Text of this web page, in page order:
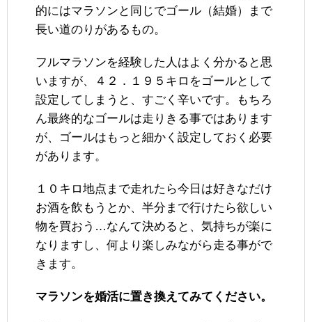
的にはマラソンと同じでゴール（結婚）まで
長い道のりがあるもの。
フルマラソンを経験した人はよく分かると思
いますが、４２．１９５キロをゴールとして
設定してしまうと、すごく辛いです。もちろ
ん最終的なゴールは走りきる事ではあります
が、ゴールはもっと細かく設定しておく必要
があります。
１０キロ地点まで走れたら今日は好きなだけ
お酒を飲もうとか、半分まで行けたら欲しい
物を買おう…なんて決めると、気持ちが楽に
なりますし、何より楽しみながら走る事がで
きます。
マラソンを婚活に置き換えてみてください。